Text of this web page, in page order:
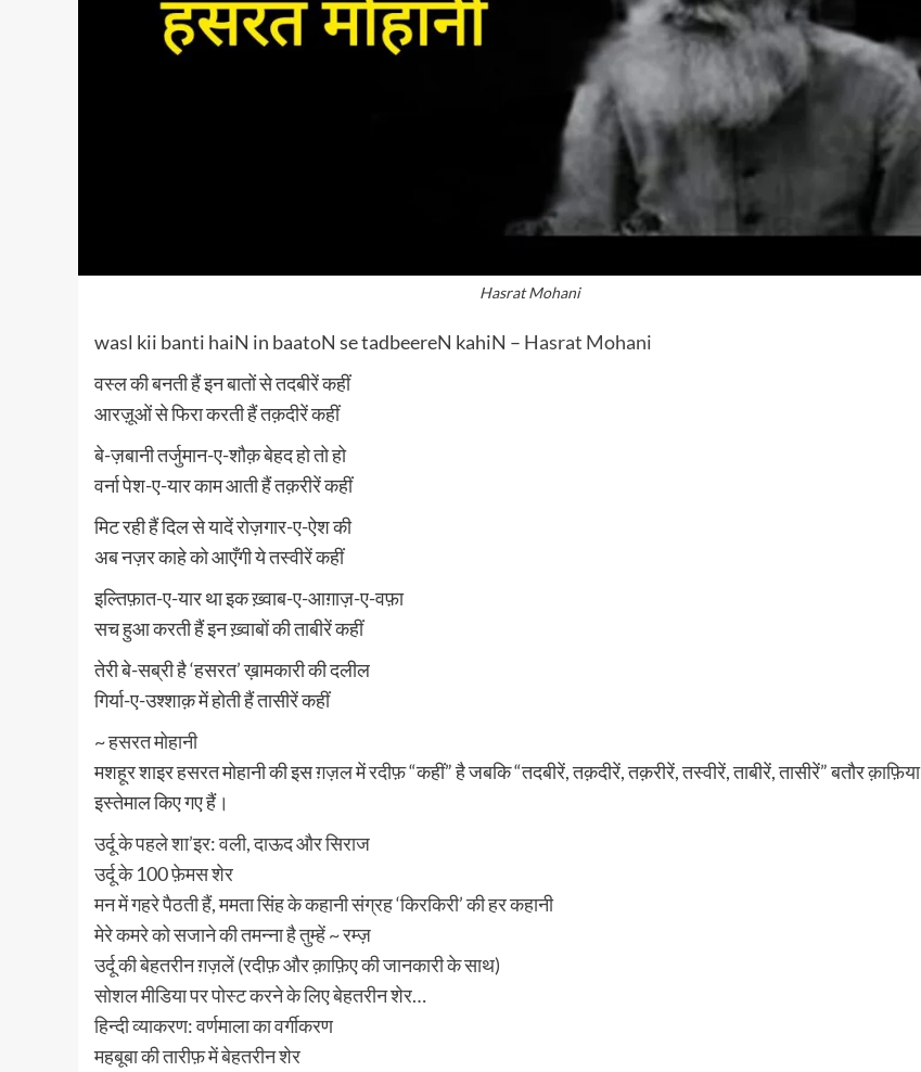
Hasrat Mohani
wasl kii banti haiN in baatoN se tadbeereN kahiN – Hasrat Mohani
वस्ल की बनती हैं इन बातों से तदबीरें कहीं
आरज़ूओं से फिरा करती हैं तक़दीरें कहीं
बे-ज़बानी तर्जुमान-ए-शौक़ बेहद हो तो हो
वर्ना पेश-ए-यार काम आती हैं तक़रीरें कहीं
मिट रही हैं दिल से यादें रोज़गार-ए-ऐश की
अब नज़र काहे को आएँगी ये तस्वीरें कहीं
इल्तिफ़ात-ए-यार था इक ख़्वाब-ए-आग़ाज़-ए-वफ़ा
सच हुआ करती हैं इन ख़्वाबों की ताबीरें कहीं
तेरी बे-सब्री है ‘हसरत’ ख़ामकारी की दलील
गिर्या-ए-उश्शाक़ में होती हैं तासीरें कहीं
~हसरत मोहानी
मशहूर शाइर हसरत मोहानी की इसग़ज़लमेंरदीफ़“कहीं” है जबकि “तदबीरें, तक़दीरें, तक़रीरें, तस्वीरें, ताबीरें, तासीरें” बतौरक़ाफ़िया
इस्तेमाल किए गए हैं।
उर्दू के पहले शा’इर: वली, दाऊद और सिराज
उर्दू के 100 फ़ेमस शेर
मन में गहरे पैठती हैं, ममता सिंह के कहानी संग्रह ‘किरकिरी’ की हर कहानी
मेरे कमरे को सजाने की तमन्ना है तुम्हें ~ रम्ज़
उर्दू की बेहतरीन ग़ज़लें (रदीफ़ और क़ाफ़िए की जानकारी के साथ)
सोशल मीडिया पर पोस्ट करने के लिए बेहतरीन शेर…
हिन्दी व्याकरण: वर्णमाला का वर्गीकरण
महबूबा की तारीफ़ में बेहतरीन शेर